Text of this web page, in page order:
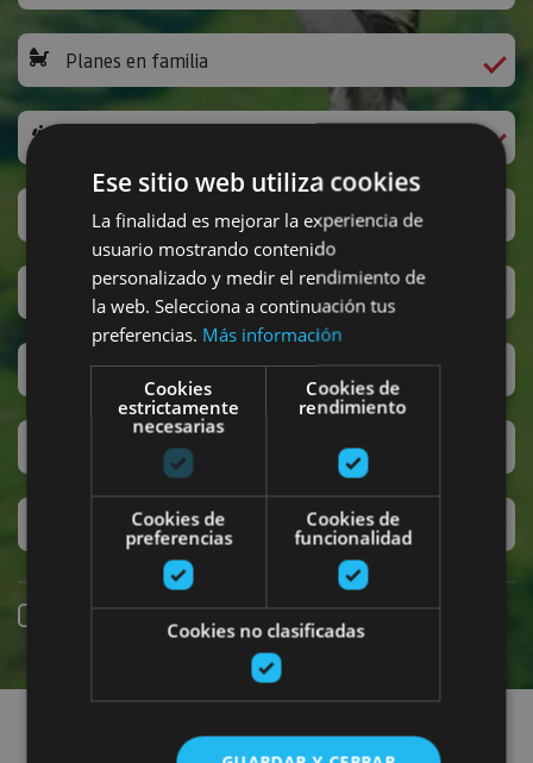
Planes en familia
Ocio y diversión
San Fermín
Accesibilidad
Turismo regenerativo
Experiencias exclusivas
Reserva online
Encuentra planes
Ese sitio web utiliza cookies
La finalidad es mejorar la experiencia de
usuario mostrando contenido
personalizado y medir el rendimiento de
la web. Selecciona a continuación tus
preferencias. Más información
Cookies
estrictamente
necesarias
Cookies de
rendimiento
Cookies de
preferencias
Cookies de
funcionalidad
Cookies no clasificadas